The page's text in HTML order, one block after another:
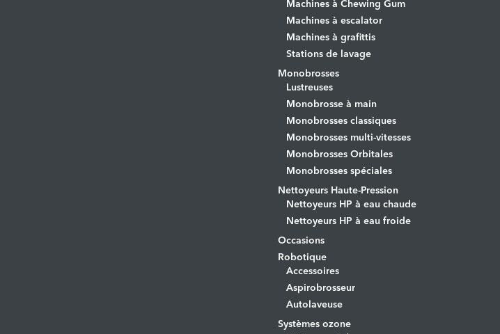
Machines à Chewing Gum
Machines à escalator
Machines à grafittis
Stations de lavage
Monobrosses
Lustreuses
Monobrosse à main
Monobrosses classiques
Monobrosses multi-vitesses
Monobrosses Orbitales
Monobrosses spéciales
Nettoyeurs Haute-Pression
Nettoyeurs HP à eau chaude
Nettoyeurs HP à eau froide
Occasions
Robotique
Accessoires
Aspirobrosseur
Autolaveuse
Systèmes ozone